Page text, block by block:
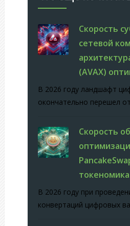
Скорость
сетевой
(AVAX)
В 2026 году ландшафт
окончательно перешел
Скорость
В 2026 году при
конвертаций цифровых